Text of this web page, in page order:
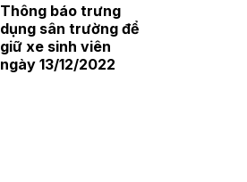
Thông báo trưng
dụng sân trường để
giữ xe sinh viên
ngày 13/12/2022